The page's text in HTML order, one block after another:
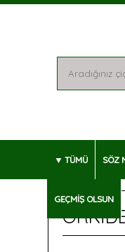
TÜMÜ SÖZ
GEÇMİŞ OLSUN